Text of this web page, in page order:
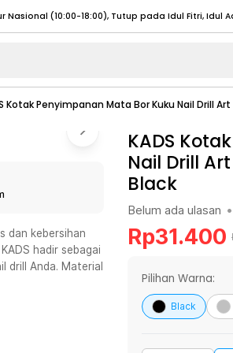
Minggu (08:00 - 20:00), Tutup pada Idul Fitri
Libur Nasional (08:00 - 17:00) Selengkapnya
Libur Nasional (08:00 - 17:00) Selengkapnya
Nasional (12:00-20:00), Tutup pada Idul Fitri
Nasional (12:00-20:00), Tutup pada Idul Fitri
- Minggu (08:00 - 20:00), Tutup pada Idul Fitri
Libur Nasional (08:00 - 17:00) Selengkapnya
Kotak Penyimpanan Mata Bor Kuku Nail Drill
dan kebersihan
hadir sebagai
drill Anda. Material
KADS
Nail Drill
Black
Belum ada ulasan •
Rp31.400
Pilihan Warna:
Black